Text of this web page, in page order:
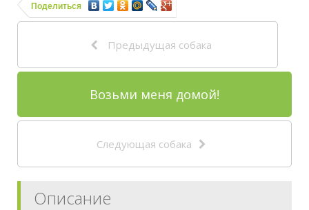
Поделиться
Предыдущая собака
Возьми меня домой!
Следующая собака
Описание